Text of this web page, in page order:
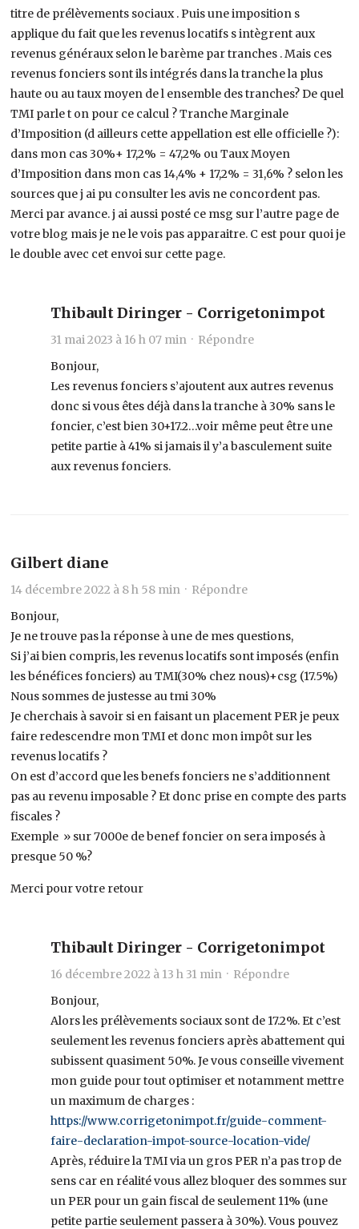
titre de prélèvements sociaux . Puis une imposition s
applique du fait que les revenus locatifs s intègrent aux
revenus généraux selon le barème par tranches . Mais ces
revenus fonciers sont ils intégrés dans la tranche la plus
haute ou au taux moyen de l ensemble des tranches? De quel
TMI parle t on pour ce calcul ? Tranche Marginale
d’Imposition (d ailleurs cette appellation est elle officielle ?):
dans mon cas 30%+ 17,2% = 47,2% ou Taux Moyen
d’Imposition dans mon cas 14,4% + 17,2% = 31,6% ? selon les
sources que j ai pu consulter les avis ne concordent pas.
Merci par avance. j ai aussi posté ce msg sur l’autre page de
votre blog mais je ne le vois pas apparaitre. C est pour quoi je
le double avec cet envoi sur cette page.
Thibault Diringer - Corrigetonimpot
31 mai 2023 à 16 h 07 min · Répondre
Bonjour,
Les revenus fonciers s’ajoutent aux autres revenus
donc si vous êtes déjà dans la tranche à 30% sans le
foncier, c’est bien 30+17.2…voir même peut être une
petite partie à 41% si jamais il y’a basculement suite
aux revenus fonciers.
Gilbert diane
14 décembre 2022 à 8 h 58 min · Répondre
Bonjour,
Je ne trouve pas la réponse à une de mes questions,
Si j’ai bien compris, les revenus locatifs sont imposés (enfin
les bénéfices fonciers) au TMI(30% chez nous)+csg (17.5%)
Nous sommes de justesse au tmi 30%
Je cherchais à savoir si en faisant un placement PER je peux
faire redescendre mon TMI et donc mon impôt sur les
revenus locatifs ?
On est d’accord que les benefs fonciers ne s’additionnent
pas au revenu imposable ? Et donc prise en compte des parts
fiscales ?
Exemple » sur 7000e de benef foncier on sera imposés à
presque 50 %?
Merci pour votre retour
Thibault Diringer - Corrigetonimpot
16 décembre 2022 à 13 h 31 min · Répondre
Bonjour,
Alors les prélèvements sociaux sont de 17.2%. Et c’est
seulement les revenus fonciers après abattement qui
subissent quasiment 50%. Je vous conseille vivement
mon guide pour tout optimiser et notamment mettre
un maximum de charges :
https://www.corrigetonimpot.fr/guide-comment-
faire-declaration-impot-source-location-vide/
Après, réduire la TMI via un gros PER n’a pas trop de
sens car en réalité vous allez bloquer des sommes sur
un PER pour un gain fiscal de seulement 11% (une
petite partie seulement passera à 30%). Vous pouvez